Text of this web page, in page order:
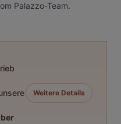
Palazzo-Team.
Weitere Details